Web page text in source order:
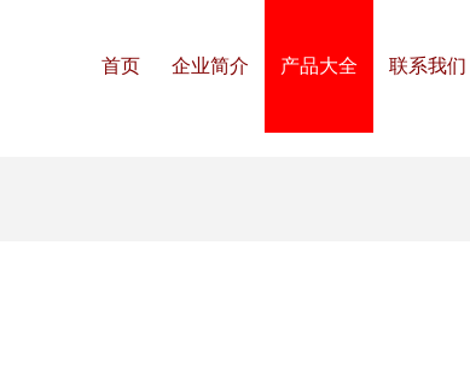
首页 企业简介 产品大全 联系我们